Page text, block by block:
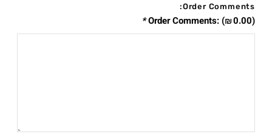
Order Comments:
Order Comments: (₪0.00)
*